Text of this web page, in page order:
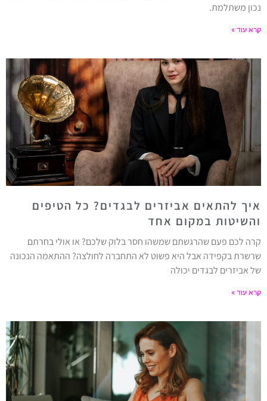
נכון משתלמת.
קרא עוד »
איך להתאים אביזרים לבגדים? כל הטיפים
והשיטות במקום אחד
קרה לכם פעם שהרגשתם שמשהו חסר בלוק שלכם? או אולי בחרתם
שרשרת בקפידה אבל היא פשוט לא התחברה לחולצה? ההתאמה הנכונה
של אביזרים לבגדים יכולה
קרא עוד »